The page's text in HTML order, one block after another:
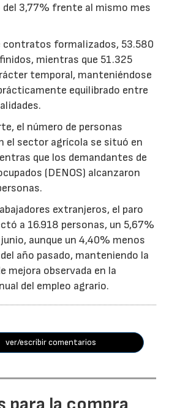
3,77% frente al mismo mes
contratos formalizados, 53.580
mientras que 51.325
temporal, manteniéndose
equilibrado entre
el número de personas
el sector agrícola se situó en
que los demandantes de
(DENOS) alcanzaron
extranjeros, el paro
a 16.918 personas, un 5,67%
aunque un 4,40% menos
año pasado, manteniendo la
mejora observada en la
del empleo agrario.
ver/escribir comentarios